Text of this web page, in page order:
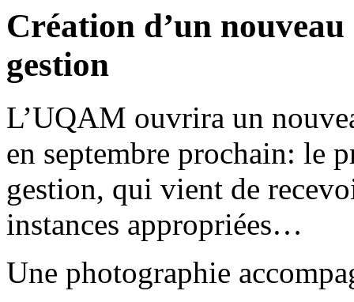
Création d’un
gestion
L’UQAM ouvrira un
en septembre prochain: le
gestion, qui vient de
instances appropriées…
Une photographie